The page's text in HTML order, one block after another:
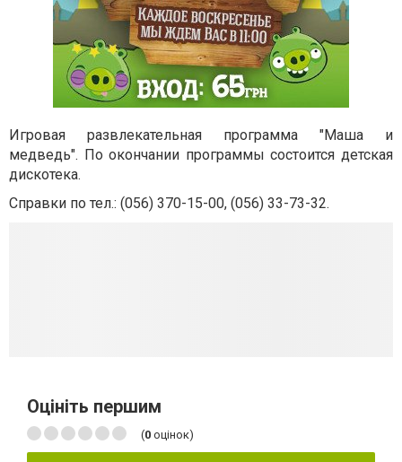
Игровая развлекательная программа "Маша и
медведь". По окончании программы состоится детская
дискотека.
Справки по тел.: (056) 370-15-00, (056) 33-73-32.
Оцініть першим
(0 оцінок)